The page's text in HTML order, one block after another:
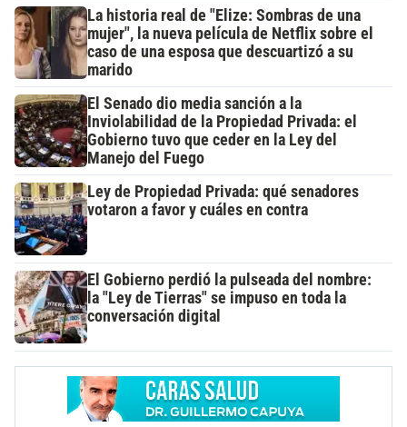
La historia real de "Elize: Sombras de una
mujer", la nueva película de Netflix sobre el
caso de una esposa que descuartizó a su
marido
El Senado dio media sanción a la
Inviolabilidad de la Propiedad Privada: el
Gobierno tuvo que ceder en la Ley del
Manejo del Fuego
Ley de Propiedad Privada: qué senadores
votaron a favor y cuáles en contra
El Gobierno perdió la pulseada del nombre:
la "Ley de Tierras" se impuso en toda la
conversación digital